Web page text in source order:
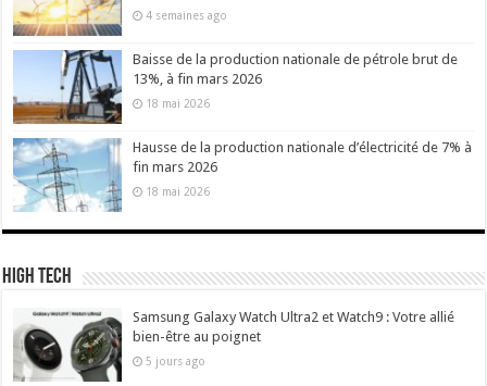
4 semaines ago
Baisse de la production nationale de pétrole brut de
13%, à fin mars 2026
18 mai 2026
Hausse de la production nationale d’électricité de 7% à
fin mars 2026
18 mai 2026
High Tech
Samsung Galaxy Watch Ultra2 et Watch9 : Votre allié
bien-être au poignet
5 jours ago